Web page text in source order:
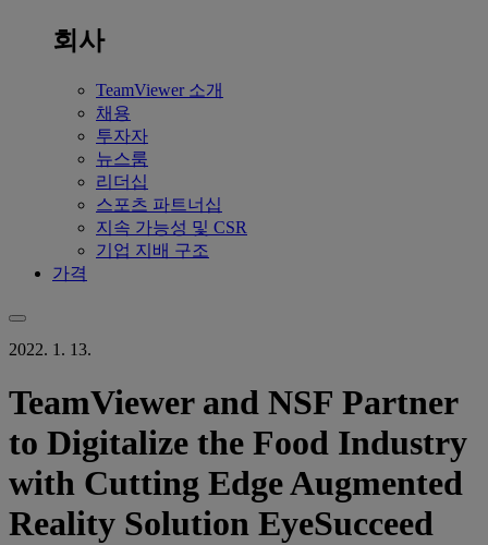
회사
TeamViewer 소개
채용
투자자
뉴스룸
리더십
스포츠 파트너십
지속 가능성 및 CSR
기업 지배 구조
가격
2022. 1. 13.
TeamViewer and NSF Partner
to Digitalize the Food Industry
with Cutting Edge Augmented
Reality Solution EyeSucceed